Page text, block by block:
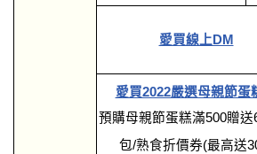
愛買線上DM
愛買2022嚴選母親節蛋
預購母親節蛋糕滿500贈送
包/熟食折價券(最高送